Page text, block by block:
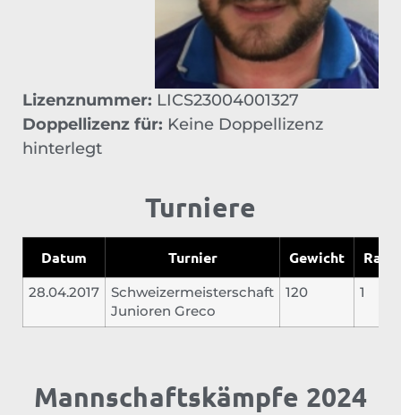
Lizenznummer: LICS23004001327
Doppellizenz für: Keine Doppellizenz
hinterlegt
Turniere
Datum Turnier Gewicht Rang
28.04.2017
Schweizermeisterschaft
Junioren Greco
120 1
Mannschaftskämpfe 2024